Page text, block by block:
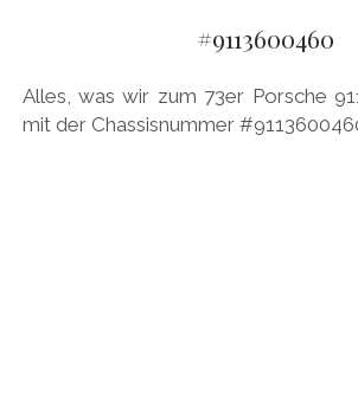
#9113600460
Alles, was wir zum 73er Porsche
mit der Chassisnummer